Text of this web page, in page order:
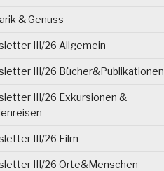
& Genuss
III/26 Allgemein
III/26 Bücher&Publikationen
III/26 Exkursionen &
III/26 Film
III/26 Orte&Menschen